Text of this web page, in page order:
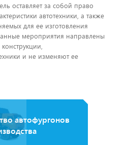
оставляет за собой право
автотехники, а также
для ее изготовления
мероприятия направлены
и не изменяют ее
автофургонов